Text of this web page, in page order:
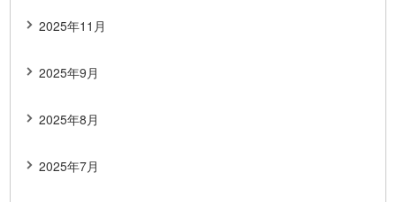
2025年11月
2025年9月
2025年8月
2025年7月